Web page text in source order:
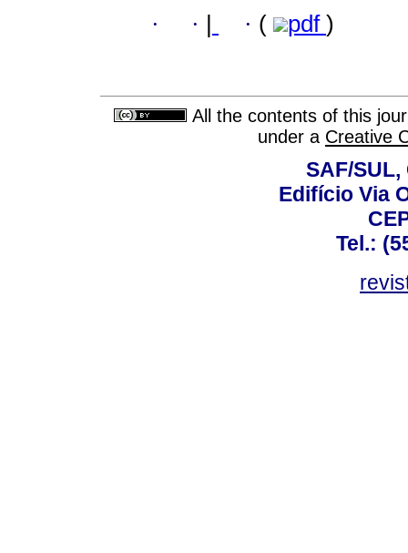
· · · ( pdf )
All the contents of this
under a Creative
SAF/
Edifício Via
Tel.: